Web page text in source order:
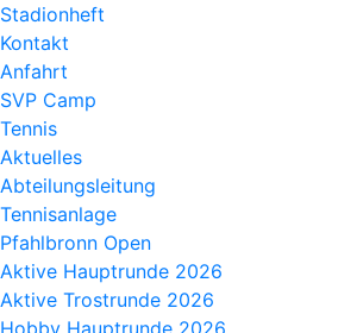
Stadionheft
Kontakt
Anfahrt
SVP Camp
Tennis
Aktuelles
Abteilungsleitung
Tennisanlage
Pfahlbronn Open
Aktive Hauptrunde 2026
Aktive Trostrunde 2026